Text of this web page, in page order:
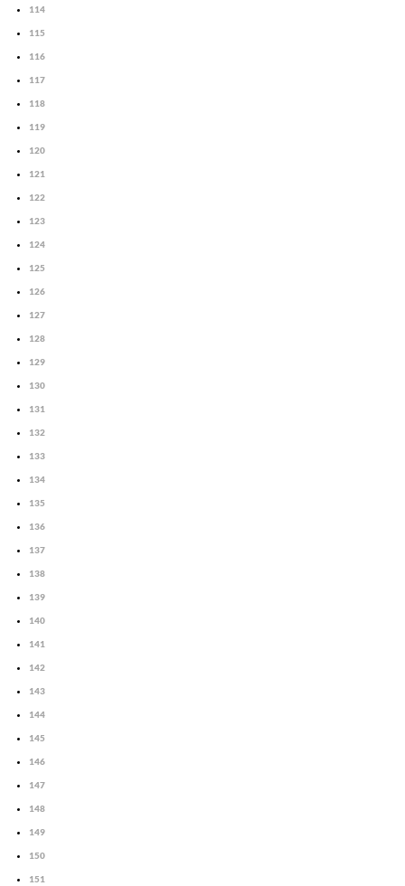
114
115
116
117
118
119
120
121
122
123
124
125
126
127
128
129
130
131
132
133
134
135
136
137
138
139
140
141
142
143
144
145
146
147
148
149
150
151